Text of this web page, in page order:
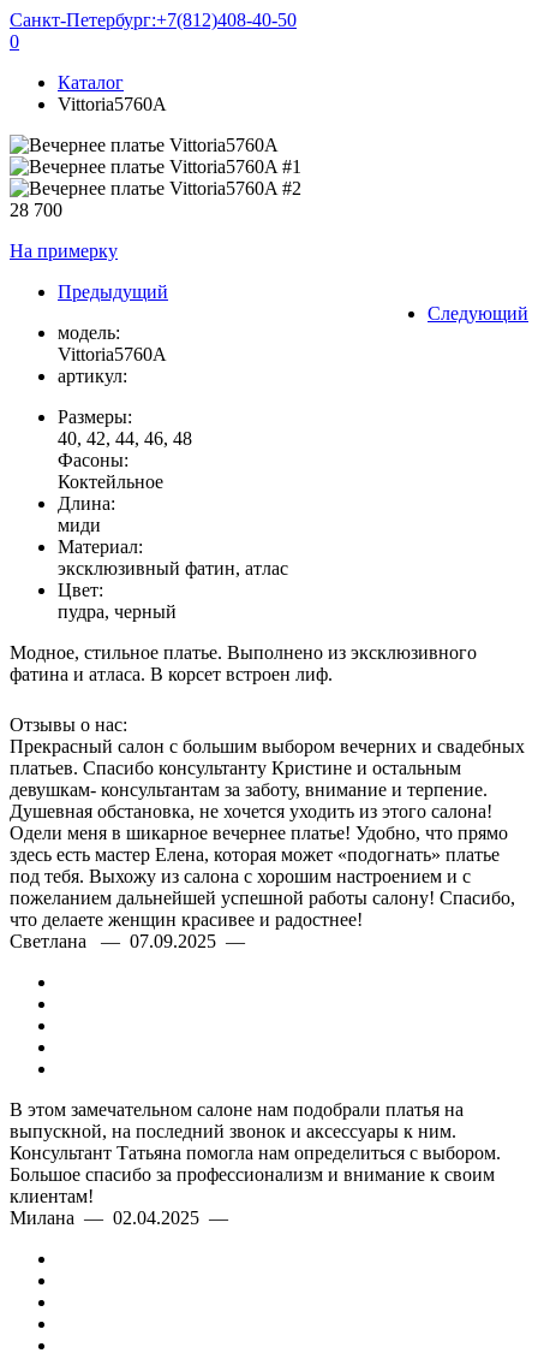
Санкт-Петербург:+7(812)408-40-50
0
Каталог
Vittoria5760A
28 700
На примерку
Предыдущий
Следующий
модель:
Vittoria5760A
артикул:
Размеры:
40, 42, 44, 46, 48
Фасоны:
Коктейльное
Длина:
миди
Материал:
эксклюзивный фатин, атлас
Цвет:
пудра, черный
Модное, стильное платье. Выполнено из эксклюзивного
фатина и атласа. В корсет встроен лиф.
Отзывы о нас:
Прекрасный салон с большим выбором вечерних и свадебных
платьев. Спасибо консультанту Кристине и остальным
девушкам- консультантам за заботу, внимание и терпение.
Душевная обстановка, не хочется уходить из этого салона!
Одели меня в шикарное вечернее платье! Удобно, что прямо
здесь есть мастер Елена, которая может «подогнать» платье
под тебя. Выхожу из салона с хорошим настроением и с
пожеланием дальнейшей успешной работы салону! Спасибо,
что делаете женщин красивее и радостнее!
Светлана — 07.09.2025 —
В этом замечательном салоне нам подобрали платья на
выпускной, на последний звонок и аксессуары к ним.
Консультант Татьяна помогла нам определиться с выбором.
Большое спасибо за профессионализм и внимание к своим
клиентам!
Милана — 02.04.2025 —